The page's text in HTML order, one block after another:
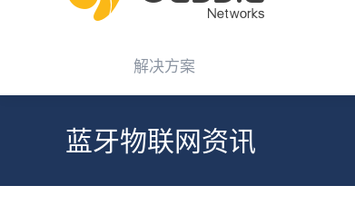
解决方案
蓝牙物联网资讯
您在这里：